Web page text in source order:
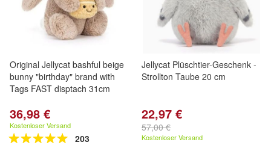
Original Jellycat bashful beige
bunny "birthday" brand with
Tags FAST disptach 31cm
36,98 €
Kostenloser Versand
203
Jellycat Plüschtier-Geschenk -
Strollton Taube 20 cm
22,97 €
57,00 €
Kostenloser Versand